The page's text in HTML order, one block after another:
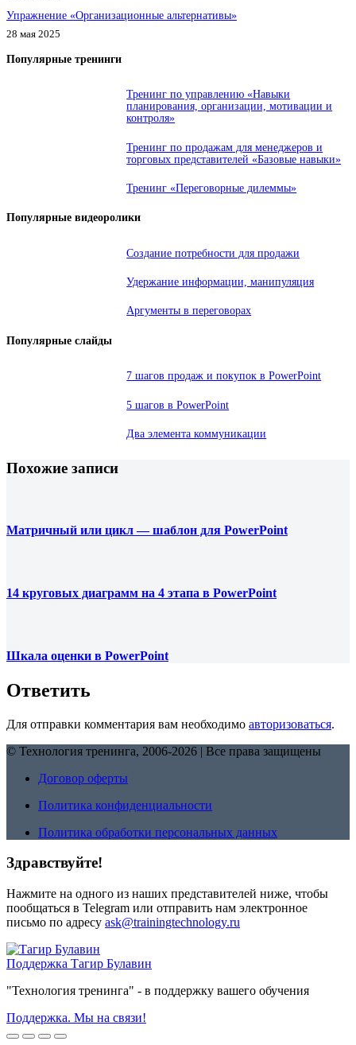
Упражнение «Организационные альтернативы»
28 мая 2025
Популярные тренинги
Тренинг по управлению «Навыки
планирования, организации, мотивации и
контроля»
Тренинг по продажам для менеджеров и
торговых представителей «Базовые навыки»
Тренинг «Переговорные дилеммы»
Популярные видеоролики
Создание потребности для продажи
Удержание информации, манипуляция
Аргументы в переговорах
Популярные слайды
7 шагов продаж и покупок в PowerPoint
5 шагов в PowerPoint
Два элемента коммуникации
Похожие записи
Матричный или цикл — шаблон для PowerPoint
14 круговых диаграмм на 4 этапа в PowerPoint
Шкала оценки в PowerPoint
Ответить
Для отправки комментария вам необходимо авторизоваться.
© Технология тренинга, 2006-2026 | Все права защищены
Договор оферты
Политика конфиденциальности
Политика обработки персональных данных
Здравствуйте!
Нажмите на одного из наших представителей ниже, чтобы
пообщаться в Telegram или отправить нам электронное
письмо по адресу ask@trainingtechnology.ru
Поддержка Тагир Булавин
"Технология тренинга" - в поддержку вашего обучения
Поддержка. Мы на связи!